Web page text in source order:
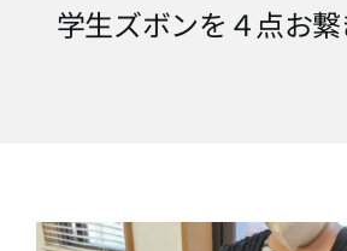
学生ズボンを４点お